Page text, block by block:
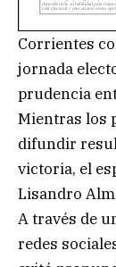
Corrientes
jornada
prudencia
Mientras los
difundir
victoria, el
Lisandro
A través de
redes